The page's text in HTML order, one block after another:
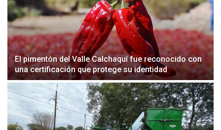
El pimentón del Valle Calchaquí fue reconocido con
una certificación que protege su identidad